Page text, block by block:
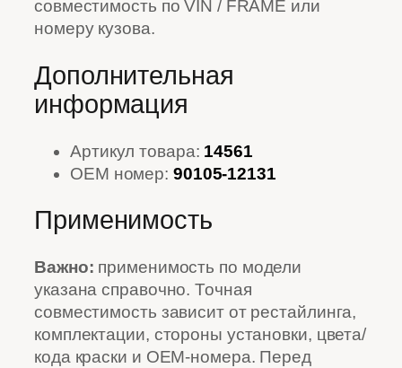
совместимость по VIN / FRAME или
номеру кузова.
Дополнительная
информация
Артикул товара: 14561
OEM номер: 90105-12131
Применимость
Важно: применимость по модели
указана справочно. Точная
совместимость зависит от рестайлинга,
комплектации, стороны установки, цвета/
кода краски и OEM-номера. Перед